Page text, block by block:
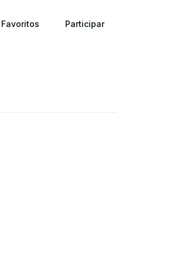
Favoritos Participar